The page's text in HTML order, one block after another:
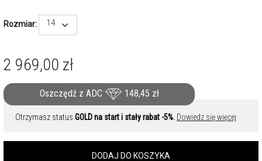
Rozmiar: 14
2 969,00 zł
Oszczędź z ADC 148,45 zł
Otrzymasz status GOLD na start i stały rabat -5%. Dowiedz się więcej
DODAJ DO KOSZYKA